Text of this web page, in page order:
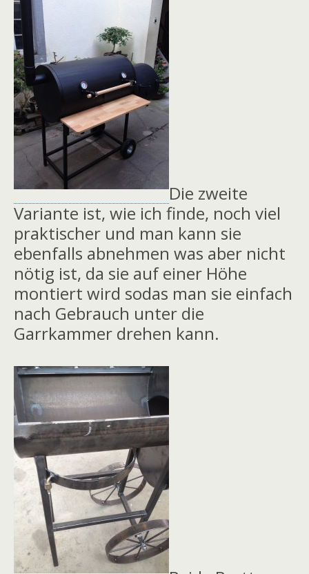
Die zweite
Variante ist, wie ich finde, noch viel
praktischer und man kann sie
ebenfalls abnehmen was aber nicht
nötig ist, da sie auf einer Höhe
montiert wird sodas man sie einfach
nach Gebrauch unter die
Garrkammer drehen kann.